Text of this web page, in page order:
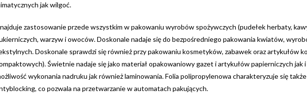
jak wilgoć.
zastosowanie przede wszystkim w pakowaniu wyrobów spożywczych (pudełek herbaty,
warzyw i owoców. Doskonale nadaje się do bezpośredniego pakowania kwiatów,
Doskonale sprawdzi się również przy pakowaniu kosmetyków, zabawek oraz artykułów
Świetnie nadaje się jako materiał opakowaniowy gazet i artykułów papierniczych
wykonania nadruku jak również laminowania. Folia polipropylenowa charakteryzuje się
co pozwala na przetwarzanie w automatach pakujących.